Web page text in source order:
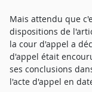
Mais attendu que
dispositions de
la cour d'appel a
d'appel était
ses conclusions
l'acte d'appel en